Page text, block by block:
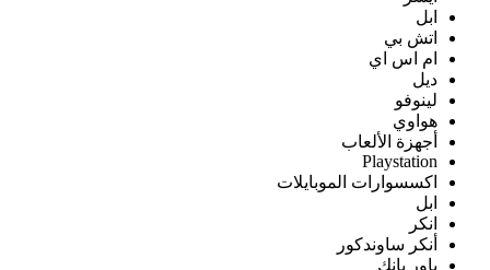
ابل
اتش بي
ام اس اي
ديل
لينوفو
هواوي
أجهزة الألعاب
Playstation
اكسسوارات الموبايلات
ابل
انكر
أنكر ساوندكور
باور بانك